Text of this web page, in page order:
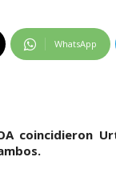
WhatsApp
coincidieron